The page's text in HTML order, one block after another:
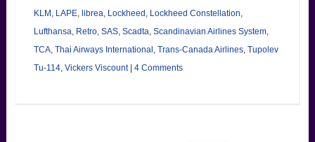
KLM , LAPE, librea, Lockheed , Lockheed Constellation,
Lufthansa, Retro, SAS, Scadta, Scandinavian Airlines System,
TCA, Thai Airways International , Trans-Canada Airlines, Tupolev
Tu-114, Vickers Viscount 4 Comments